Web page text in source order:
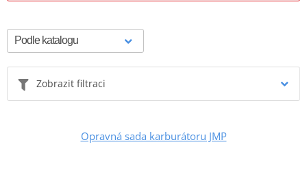
Zobrazit filtraci
Opravná sada karburátoru JMP